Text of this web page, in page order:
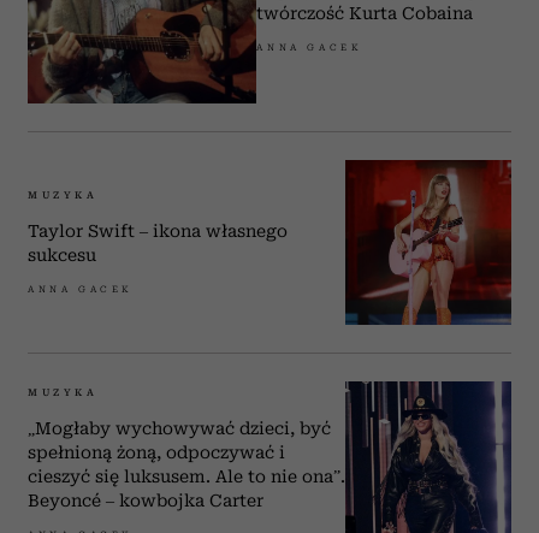
twórczość Kurta Cobaina
ANNA GACEK
MUZYKA
Taylor Swift – ikona własnego
sukcesu
ANNA GACEK
MUZYKA
„Mogłaby wychowywać dzieci, być
spełnioną żoną, odpoczywać i
cieszyć się luksusem. Ale to nie ona”.
Beyoncé – kowbojka Carter